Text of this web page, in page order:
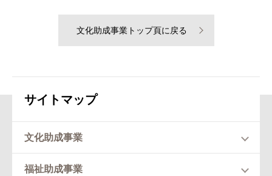
文化助成事業トップ頁に戻る
サイトマップ
文化助成事業
福祉助成事業